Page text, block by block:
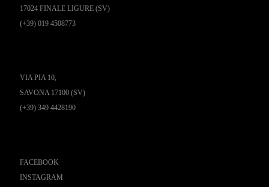
17024 FINALE LIGURE (SV)
(+39) 019 4508773
VIA PIA 10,
SAVONA 17100 (SV)
(+39) 349 4428190
FACEBOOK
INSTAGRAM